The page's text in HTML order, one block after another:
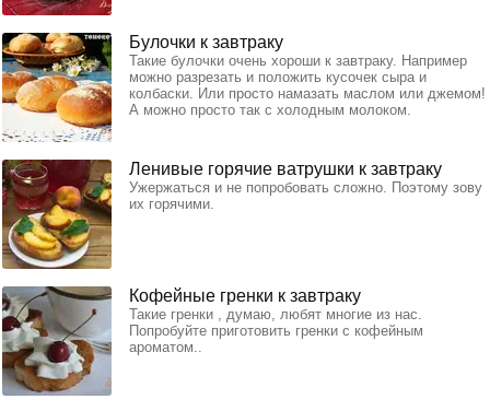
Булочки к завтраку
Такие булочки очень хороши к завтраку. Например
можно разрезать и положить кусочек сыра и
колбаски. Или просто намазать маслом или джемом!
А можно просто так с холодным молоком.
Ленивые горячие ватрушки к завтраку
Ужержаться и не попробовать сложно. Поэтому зову
их горячими.
Кофейные гренки к завтраку
Такие гренки , думаю, любят многие из нас.
Попробуйте приготовить гренки с кофейным
ароматом..